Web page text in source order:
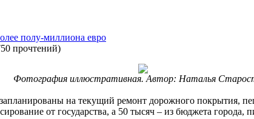
полу-миллиона евро
прочтений)
Фотография иллюстративная. Автор: Наталья
на текущий ремонт дорожного покрытия,
от государства, а 50 тысяч – из бюджета города,